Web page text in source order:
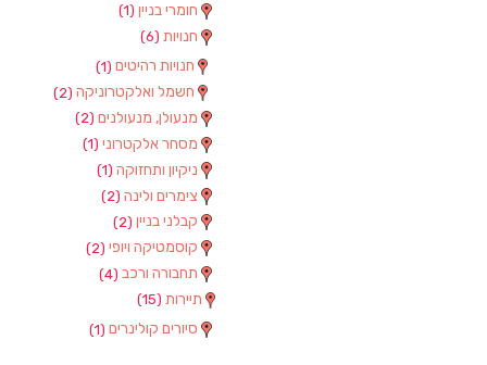
חומרי בניין (1)
חנויות (6)
חנויות רהיטים (1)
חשמל ואלקטרוניקה (2)
מנעולן, מנעולנים (2)
מסחר אלקטרוני (1)
ניקיון ותחזוקה (1)
צימרים ולינה (2)
קבלני בניין (2)
קוסמטיקה ויופי (2)
תחבורה ורכב (4)
תיירות (15)
סיורים קולינרים (1)